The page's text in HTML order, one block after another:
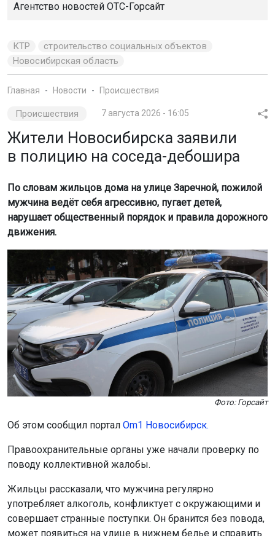
Агентство новостей ОТС-Горсайт
КТР
строительство социальных объектов
Новосибирская область
Главная Новости Происшествия
Происшествия 7 августа 2026 - 16:05
Жители Новосибирска заявили
в полицию на соседа-дебошира
По словам жильцов дома на улице Заречной, пожилой
мужчина ведёт себя агрессивно, пугает детей,
нарушает общественный порядок и правила дорожного
движения.
Фото: Горсайт
Об этом сообщил портал Om1 Новосибирск.
Правоохранительные органы уже начали проверку по
поводу коллективной жалобы.
Жильцы рассказали, что мужчина регулярно
употребляет алкоголь, конфликтует с окружающими и
совершает странные поступки. Он бранится без повода,
может появиться на улице в нижнем белье и справить